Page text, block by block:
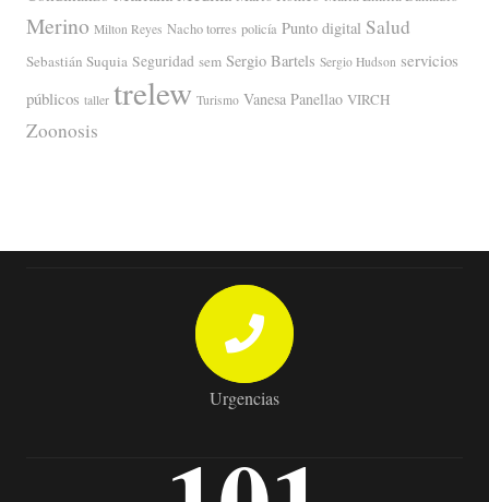
Merino Milton Reyes Nacho torres policía Punto digital Salud
Sebastián Suquia Seguridad sem Sergio Bartels Sergio Hudson servicios
públicos taller trelew Turismo Vanesa Panellao VIRCH
Zoonosis
Urgencias